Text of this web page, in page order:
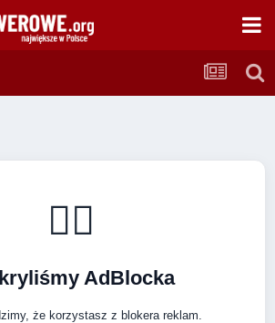
🚴‍♂️
AdBlocka
że korzystasz z blokera reklam.